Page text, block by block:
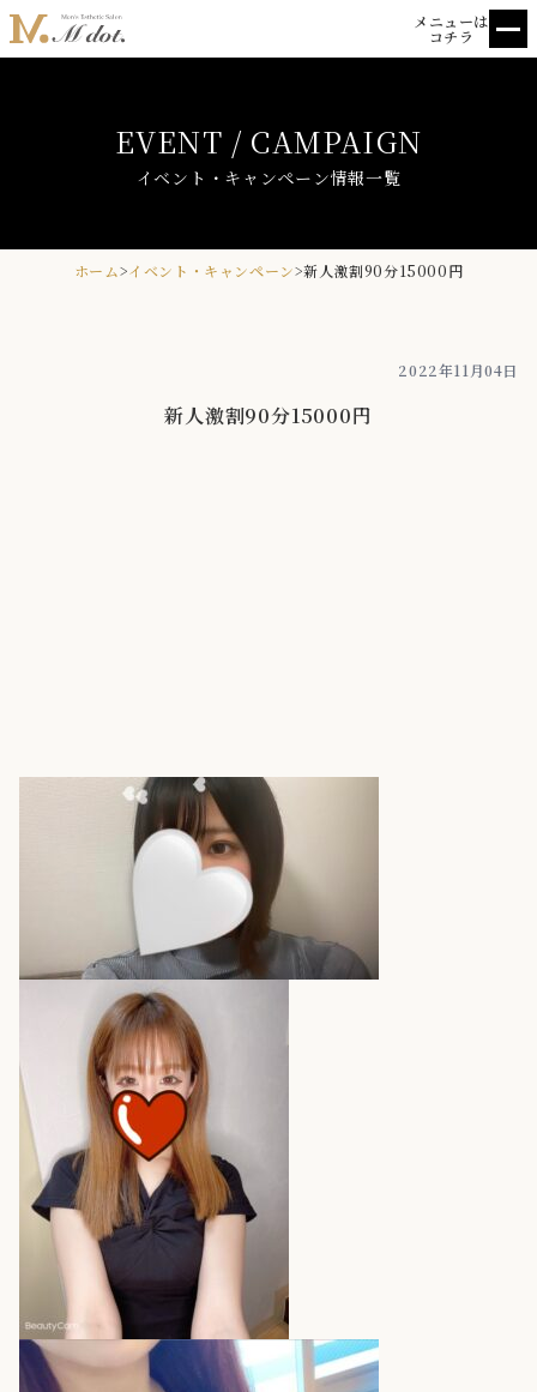
メニューは
コチラ
ホーム
SCHEDULE 出勤情報
SYSTEM
求人情報
EVENT / CAMPAIGN
イベント・キャンペーン情報一覧
ホーム>イベント・キャンペーン>新人激割90分15000円
2022年11月04日
新人激割90分15000円